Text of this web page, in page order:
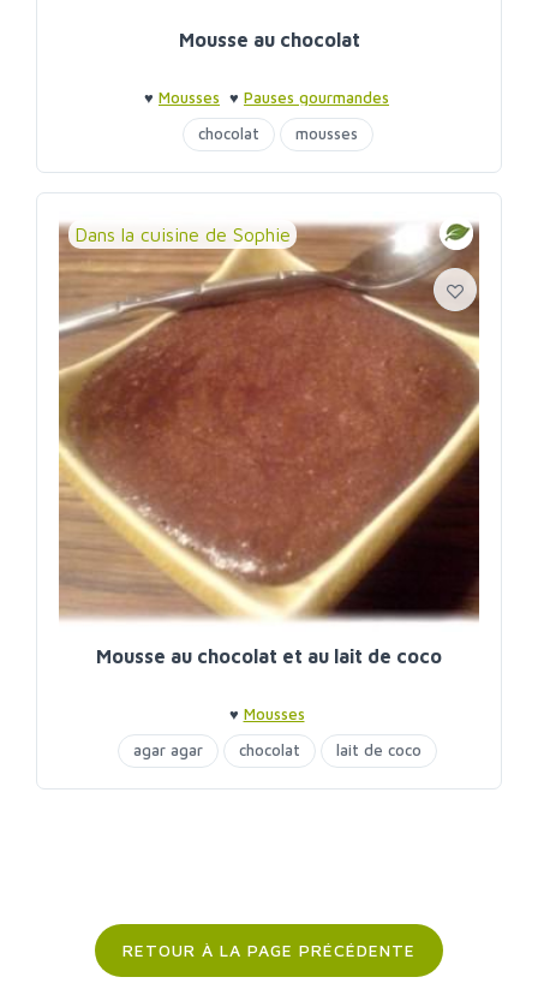
Mousse au chocolat
♥ Mousses ♥ Pauses gourmandes
chocolat
mousses
Dans la cuisine de Sophie
Mousse au chocolat et au lait de coco
♥ Mousses
agar agar
chocolat lait de coco
mousses
RETOUR À LA PAGE PRÉCÉDENTE